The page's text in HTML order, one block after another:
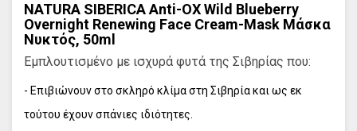
NATURA SIBERICA Anti-OX Wild Blueberry
Overnight Renewing Face Cream-Mask Μάσκα
Νυκτός, 50ml
Εμπλουτισμένο με ισχυρά φυτά της Σιβηρίας που:
- Επιβιώνουν στο σκληρό κλίμα στη Σιβηρία και ως εκ
τούτου έχουν σπάνιες ιδιότητες.